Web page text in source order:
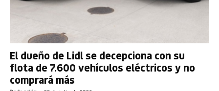
El dueño de Lidl se decepciona con su
flota de 7.600 vehículos eléctricos y no
comprará más